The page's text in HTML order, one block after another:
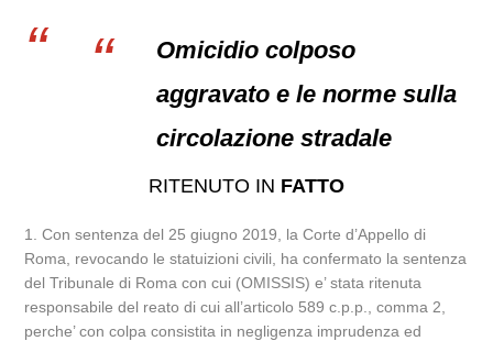
Omicidio colposo
aggravato e le norme sulla
circolazione stradale
RITENUTO IN FATTO
1. Con sentenza del 25 giugno 2019, la Corte d’Appello di
Roma, revocando le statuizioni civili, ha confermato la sentenza
del Tribunale di Roma con cui (OMISSIS) e’ stata ritenuta
responsabile del reato di cui all’articolo 589 c.p.p., comma 2,
perche’ con colpa consistita in negligenza imprudenza ed